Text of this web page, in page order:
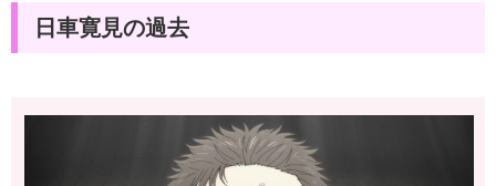
日車寛見の過去